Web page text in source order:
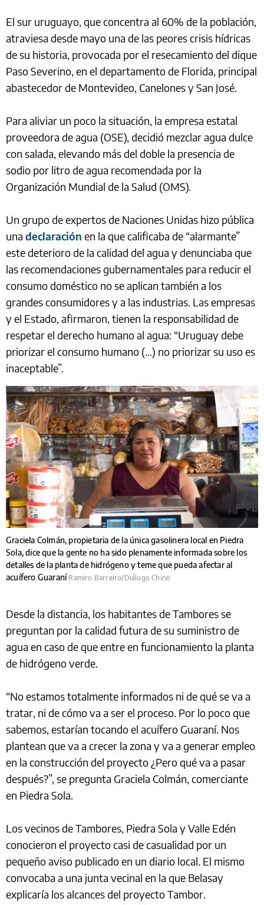
El sur uruguayo, que concentra al 60% de la población,
atraviesa desde mayo una de las peores crisis hídricas
de su historia, provocada por el resecamiento del dique
Paso Severino, en el departamento de Florida, principal
abastecedor de Montevideo, Canelones y San José.
Para aliviar un poco la situación, la empresa estatal
proveedora de agua (OSE), decidió mezclar agua dulce
con salada, elevando más del doble la presencia de
sodio por litro de agua recomendada por la
Organización Mundial de la Salud (OMS).
Un grupo de expertos de Naciones Unidas hizo pública
una declaración en la que calificaba de “alarmante”
este deterioro de la calidad del agua y denunciaba que
las recomendaciones gubernamentales para reducir el
consumo doméstico no se aplican también a los
grandes consumidores y a las industrias. Las empresas
y el Estado, afirmaron, tienen la responsabilidad de
respetar el derecho humano al agua: “Uruguay debe
priorizar el consumo humano (…) no priorizar su uso es
inaceptable”.
Graciela Colmán, propietaria de la única gasolinera local en Piedra
Sola, dice que la gente no ha sido plenamente informada sobre los
detalles de la planta de hidrógeno y teme que pueda afectar al
acuífero Guaraní Ramiro Barreiro/Diálogo Chino
Desde la distancia, los habitantes de Tambores se
preguntan por la calidad futura de su suministro de
agua en caso de que entre en funcionamiento la planta
de hidrógeno verde.
“No estamos totalmente informados ni de qué se va a
tratar, ni de cómo va a ser el proceso. Por lo poco que
sabemos, estarían tocando el acuífero Guaraní. Nos
plantean que va a crecer la zona y va a generar empleo
en la construcción del proyecto ¿Pero qué va a pasar
después?”, se pregunta Graciela Colmán, comerciante
en Piedra Sola.
Los vecinos de Tambores, Piedra Sola y Valle Edén
conocieron el proyecto casi de casualidad por un
pequeño aviso publicado en un diario local. El mismo
convocaba a una junta vecinal en la que Belasay
explicaría los alcances del proyecto Tambor.